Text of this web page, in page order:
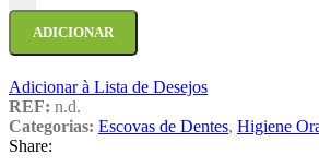
ADICIONAR
Adicionar à Lista de Desejos
REF: n.d.
Categorias: Escovas de Dentes, Higiene
Share: